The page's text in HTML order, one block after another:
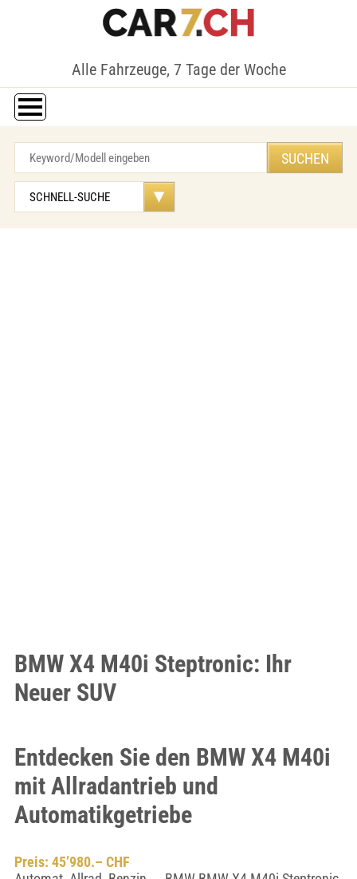
Alle Fahrzeuge, 7 Tage der Woche
BMW X4 M40i Steptronic: Ihr
Neuer SUV
Entdecken Sie den BMW X4 M40i
mit Allradantrieb und
Automatikgetriebe
Preis: 45’980.– CHF